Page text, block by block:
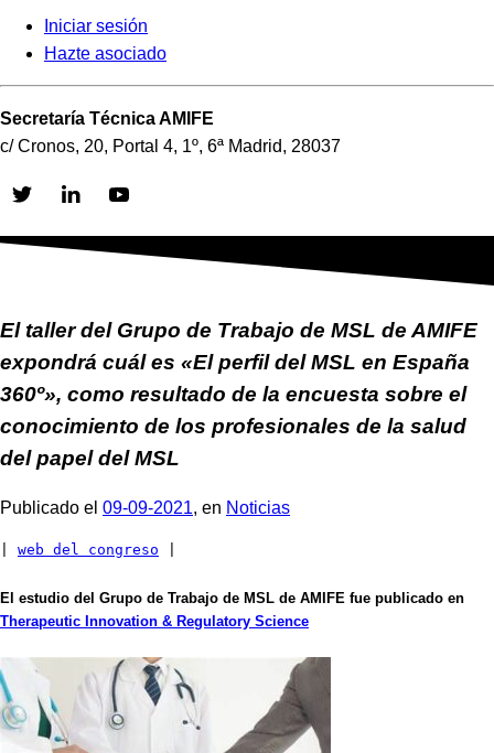
Iniciar sesión
Hazte asociado
Secretaría Técnica AMIFE
c/ Cronos, 20, Portal 4, 1º, 6ª Madrid, 28037
Skip
El taller del Grupo de Trabajo de MSL de AMIFE
expondrá cuál es «El perfil del MSL en España
360º», como resultado de la encuesta sobre el
conocimiento de los profesionales de la salud
del papel del MSL
Publicado el 09-09-2021, en Noticias
web del congreso
El estudio del Grupo de Trabajo de MSL de AMIFE fue publicado en
Therapeutic Innovation & Regulatory Science